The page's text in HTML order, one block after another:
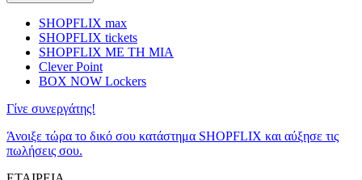
SHOPFLIX max
SHOPFLIX tickets
SHOPFLIX ΜΕ ΤΗ ΜΙΑ
Clever Point
BOX NOW Lockers
Γίνε συνεργάτης!
Άνοιξε τώρα το δικό σου κατάστημα SHOPFLIX και αύξησε τις
πωλήσεις σου.